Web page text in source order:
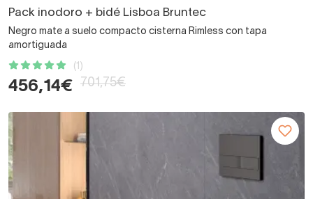
Pack inodoro + bidé Lisboa Bruntec
Negro mate a suelo compacto cisterna Rimless con tapa
amortiguada
(1)
456,14€ 701,75€